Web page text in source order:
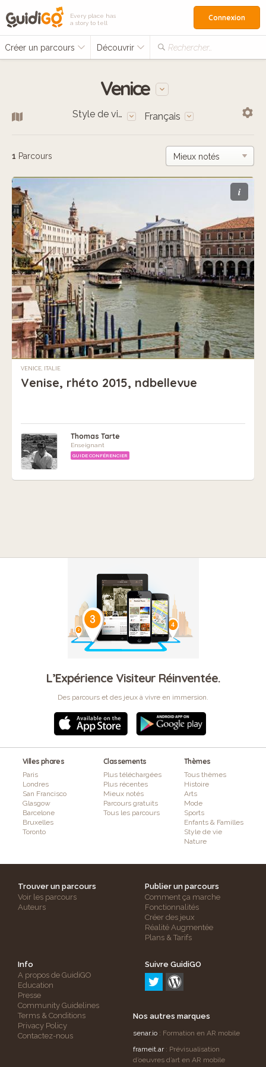
Every place has
a story to tell
Créer un parcours Découvrir Rechercher…
Connexion
Venice
Style de vie Français
1 Parcours
i
VENICE, ITALIE
Venise, rhéto 2015, ndbellevue
Thomas Tarte
Enseignant
GUIDE CONFÉRENCIER
L’Expérience Visiteur Réinventée.
Des parcours et des jeux à vivre en immersion.
Villes phares
Paris
Londres
San Francisco
Glasgow
Barcelone
Bruxelles
Toronto
Classements
Plus téléchargées
Plus récentes
Mieux notés
Parcours gratuits
Tous les parcours
Thèmes
Tous thèmes
Histoire
Arts
Mode
Sports
Enfants & Familles
Style de vie
Nature
Trouver un parcours
Voir les parcours
Auteurs
Publier un parcours
Comment ça marche
Fonctionnalités
Créer des jeux
Réalité Augmentée
Plans & Tarifs
Info
A propos de GuidiGO
Education
Presse
Community Guidelines
Terms & Conditions
Privacy Policy
Contactez-nous
Suivre GuidiGO
Nos autres marques
senar.io : Formation en AR mobile
frameit.ar: Prévisualisation
d’oeuvres d’art en AR mobile